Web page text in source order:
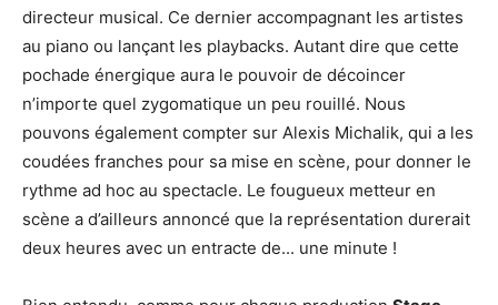
directeur musical. Ce dernier accompagnant les artistes
au piano ou lançant les playbacks. Autant dire que cette
pochade énergique aura le pouvoir de décoincer
n’importe quel zygomatique un peu rouillé. Nous
pouvons également compter sur Alexis Michalik, qui a les
coudées franches pour sa mise en scène, pour donner le
rythme ad hoc au spectacle. Le fougueux metteur en
scène a d’ailleurs annoncé que la représentation durerait
deux heures avec un entracte de... une minute !